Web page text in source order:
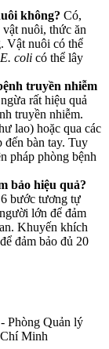
không? Có,
nuôi, thức ăn
Vật nuôi có thể
E. coli có thể lây
truyền nhiễm
rất hiệu quả
truyền nhiễm.
lao) hoặc qua các
bàn tay. Tuy
pháp phòng bệnh
bảo hiệu quả?
bước tương tự
lớn để đảm
Khuyến khích
đảm bảo đủ 20
Phòng Quản lý
Minh